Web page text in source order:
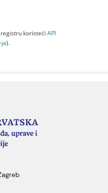
koristeći API
jа).